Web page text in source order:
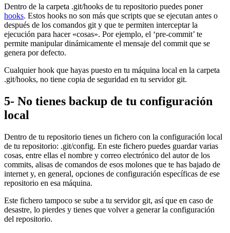
Dentro de la carpeta .git/hooks de tu repositorio puedes poner
hooks. Estos hooks no son más que scripts que se ejecutan antes o
después de los comandos git y que te permiten interceptar la
ejecución para hacer «cosas». Por ejemplo, el ‘pre-commit’ te
permite manipular dinámicamente el mensaje del commit que se
genera por defecto.
Cualquier hook que hayas puesto en tu máquina local en la carpeta
.git/hooks, no tiene copia de seguridad en tu servidor git.
5- No tienes backup de tu configuración
local
Dentro de tu repositorio tienes un fichero con la configuración local
de tu repositorio: .git/config. En este fichero puedes guardar varias
cosas, entre ellas el nombre y correo electrónico del autor de los
commits, alisas de comandos de esos molones que te has bajado de
internet y, en general, opciones de configuración específicas de ese
repositorio en esa máquina.
Este fichero tampoco se sube a tu servidor git, así que en caso de
desastre, lo pierdes y tienes que volver a generar la configuración
del repositorio.